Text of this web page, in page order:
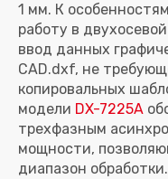
1 мм. К
работу в
ввод данных
CAD.dxf, не
копировальных
модели DX-7225А
трехфазным
мощности,
диапазон